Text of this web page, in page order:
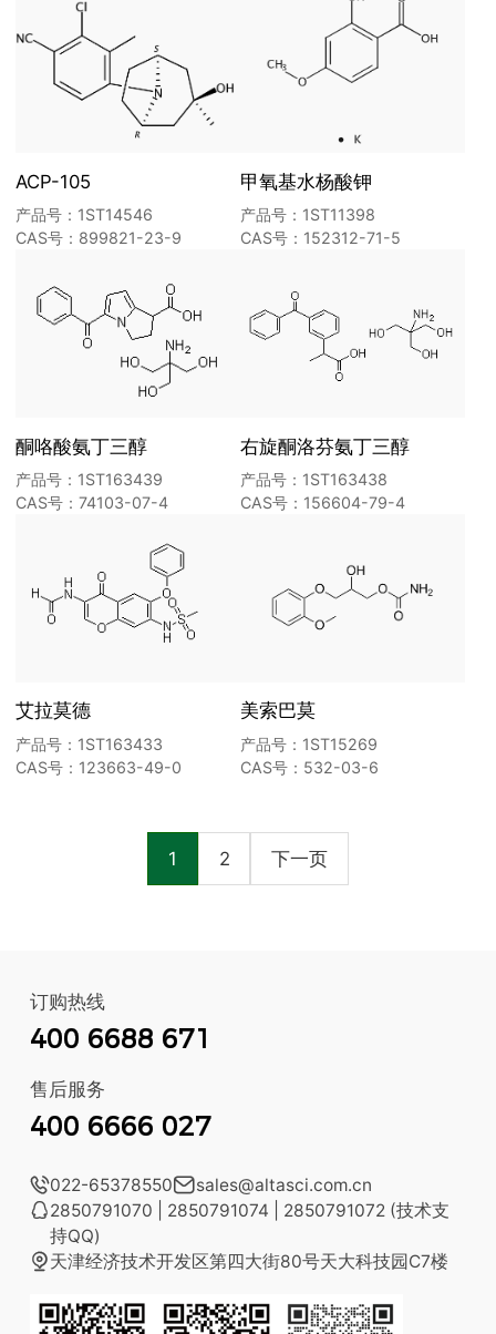
ACP-105
产品号：1ST14546
CAS号：899821-23-9
甲氧基水杨酸钾
产品号：1ST11398
CAS号：152312-71-5
酮咯酸氨丁三醇
产品号：1ST163439
CAS号：74103-07-4
右旋酮洛芬氨丁三醇
产品号：1ST163438
CAS号：156604-79-4
艾拉莫德
产品号：1ST163433
CAS号：123663-49-0
美索巴莫
产品号：1ST15269
CAS号：532-03-6
1 2 下一页
订购热线
400 6688 671
售后服务
400 6666 027
022-65378550sales@altasci.com.cn
2850791070 | 2850791074 | 2850791072 (技术支
持QQ)
天津经济技术开发区第四大街80号天大科技园C7楼